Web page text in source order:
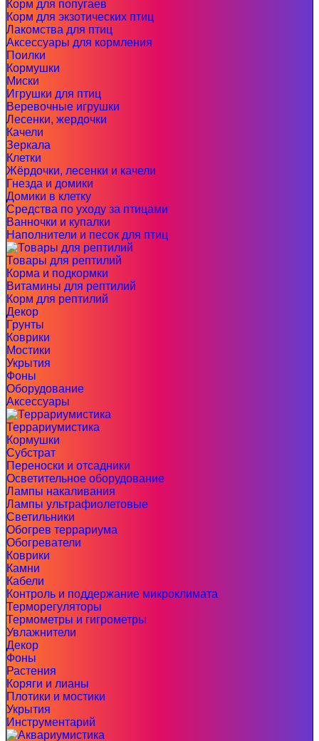
Корм для попугаев
Корм для экзотических птиц
Лакомства для птиц
Аксессуары для кормления
Поилки
Кормушки
Миски
Игрушки для птиц
Веревочные игрушки
Лесенки, жердочки
Качели
Зеркала
Клетки
Жёрдочки, лесенки и качели
Гнезда и домики
Домики в клетку
Средства по уходу за птицами
Ванночки и купалки
Наполнители и песок для птиц
Товары для рептилий
Корма и подкормки
Витамины для рептилий
Корм для рептилий
Декор
Грунты
Коврики
Мостики
Укрытия
Фоны
Оборудование
Аксессуары
Террариумистика
Кормушки
Субстрат
Переноски и отсадники
Осветительное оборудование
Лампы накаливания
Лампы ультрафиолетовые
Светильники
Обогрев террариума
Обогреватели
Коврики
Камни
Кабели
Контроль и поддержание микроклимата
Терморегуляторы
Термометры и гигрометры
Увлажнители
Декор
Фоны
Растения
Коряги и лианы
Плотики и мостики
Укрытия
Инструментарий